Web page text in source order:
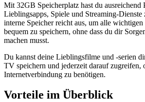
Mit 32GB Speicherplatz hast du ausreichend
Lieblingsapps, Spiele und Streaming-
interne Speicher reicht aus, um alle
bequem zu speichern, ohne dass du dir
machen musst.
Du kannst deine Lieblingsfilme und -serien
TV speichern und jederzeit darauf zugreifen,
Internetverbindung zu benötigen.
Vorteile im Überblick